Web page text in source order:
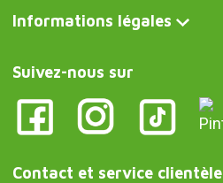
Informations légales
Suivez-nous sur
Contact et service clientèle